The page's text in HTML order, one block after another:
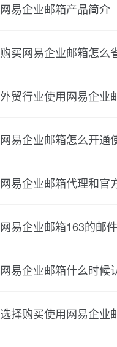
网易企业邮箱产品简介
购买网易企业邮箱怎么
外贸行业使用网易企业
网易企业邮箱怎么开通
网易企业邮箱代理和官
网易企业邮箱163的邮
网易企业邮箱什么时候
选择购买使用网易企业